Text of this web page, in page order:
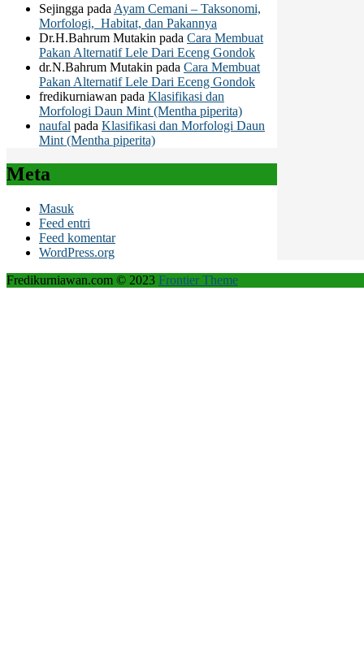
Sejingga pada Ayam Cemani – Taksonomi,
Morfologi, Habitat, dan Pakannya
Dr.H.Bahrum Mutakin pada Cara Membuat
Pakan Alternatif Lele Dari Eceng Gondok
dr.N.Bahrum Mutakin pada Cara Membuat
Pakan Alternatif Lele Dari Eceng Gondok
fredikurniawan pada Klasifikasi dan
Morfologi Daun Mint (Mentha piperita)
naufal pada Klasifikasi dan Morfologi Daun
Mint (Mentha piperita)
Meta
Masuk
Feed entri
Feed komentar
WordPress.org
Fredikurniawan.com © 2023 Frontier Theme